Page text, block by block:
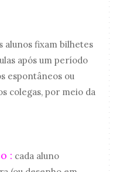
alunos fixam bilhetes
após um período
espontâneos ou
colegas, por meio da
: cada aluno